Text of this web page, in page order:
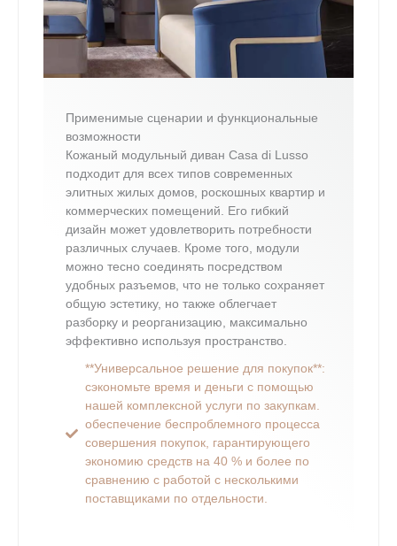
Применимые сценарии и функциональные
возможности
Кожаный модульный диван Casa di Lusso
подходит для всех типов современных
элитных жилых домов, роскошных квартир и
коммерческих помещений. Его гибкий
дизайн может удовлетворить потребности
различных случаев. Кроме того, модули
можно тесно соединять посредством
удобных разъемов, что не только сохраняет
общую эстетику, но также облегчает
разборку и реорганизацию, максимально
эффективно используя пространство.
**Универсальное решение для покупок**:
сэкономьте время и деньги с помощью
нашей комплексной услуги по закупкам.
обеспечение беспроблемного процесса
совершения покупок, гарантирующего
экономию средств на 40 % и более по
сравнению с работой с несколькими
поставщиками по отдельности.